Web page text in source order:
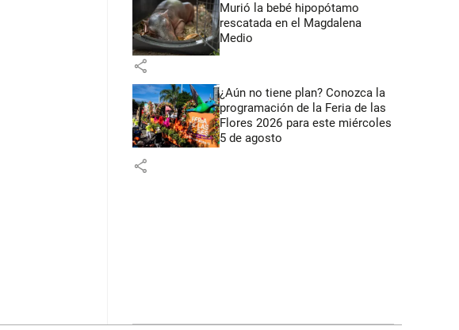
Murió la bebé hipopótamo
rescatada en el Magdalena
Medio
share
¿Aún no tiene plan? Conozca la
programación de la Feria de las
Flores 2026 para este miércoles
5 de agosto
share